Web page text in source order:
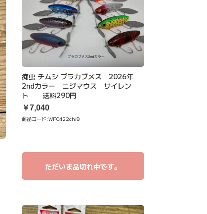
痴虫 チムシ プラカブメス 2026年
2ndカラー ニジマウス サイレン
ト 送料290円
￥7,040
商品コード:WF0422chi8
ただいま品切れ中です。